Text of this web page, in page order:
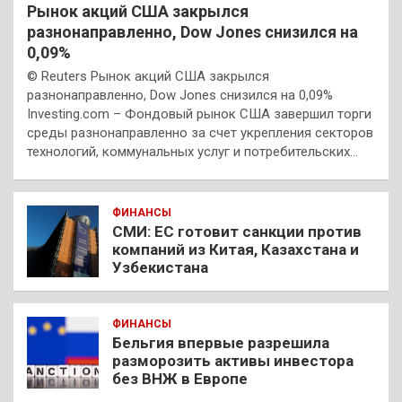
Рынок акций США закрылся
разнонаправленно, Dow Jones снизился на
0,09%
© Reuters Рынок акций США закрылся
разнонаправленно, Dow Jones снизился на 0,09%
Investing.com – Фондовый рынок США завершил торги
среды разнонаправленно за счет укрепления секторов
технологий, коммунальных услуг и потребительских…
ФИНАНСЫ
СМИ: ЕС готовит санкции против
компаний из Китая, Казахстана и
Узбекистана
ФИНАНСЫ
Бельгия впервые разрешила
разморозить активы инвестора
без ВНЖ в Европе